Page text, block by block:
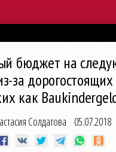
бюджет на
за
как
Солдатова 05.07.2018